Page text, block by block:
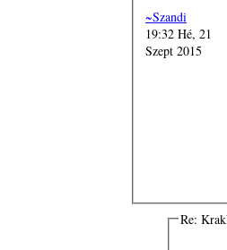
~Szandi
19:32 Hé, 21
Szept 2015
Re: